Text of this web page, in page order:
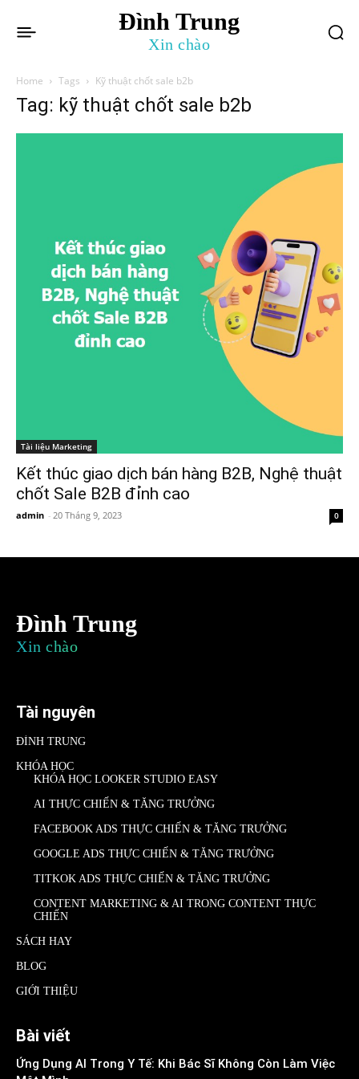
Đình Trung
Xin chào
Home Tags Kỹ thuật chốt sale b2b
Tag: kỹ thuật chốt sale b2b
Tài liệu Marketing
Kết thúc giao dịch bán hàng B2B, Nghệ thuật
chốt Sale B2B đỉnh cao
admin - 20 Tháng 9, 2023 0
Đình Trung
Xin chào
Tài nguyên
ĐÌNH TRUNG
KHÓA HỌC
KHÓA HỌC LOOKER STUDIO EASY
AI THỰC CHIẾN & TĂNG TRƯỞNG
FACEBOOK ADS THỰC CHIẾN & TĂNG TRƯỞNG
GOOGLE ADS THỰC CHIẾN & TĂNG TRƯỞNG
TITKOK ADS THỰC CHIẾN & TĂNG TRƯỞNG
CONTENT MARKETING & AI TRONG CONTENT THỰC
CHIẾN
SÁCH HAY
BLOG
GIỚI THIỆU
Bài viết
Ứng Dụng AI Trong Y Tế: Khi Bác Sĩ Không Còn Làm Việc